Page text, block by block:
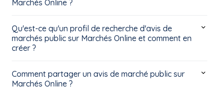
Marchés Online ?
Qu'est-ce qu'un profil de recherche d'avis de
marchés public sur Marchés Online et comment en
créer ?
Comment partager un avis de marché public sur
Marchés Online ?